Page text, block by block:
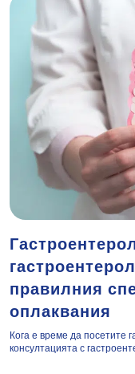
правилния
оплаквания
Кога е време да посетите
консултацията с